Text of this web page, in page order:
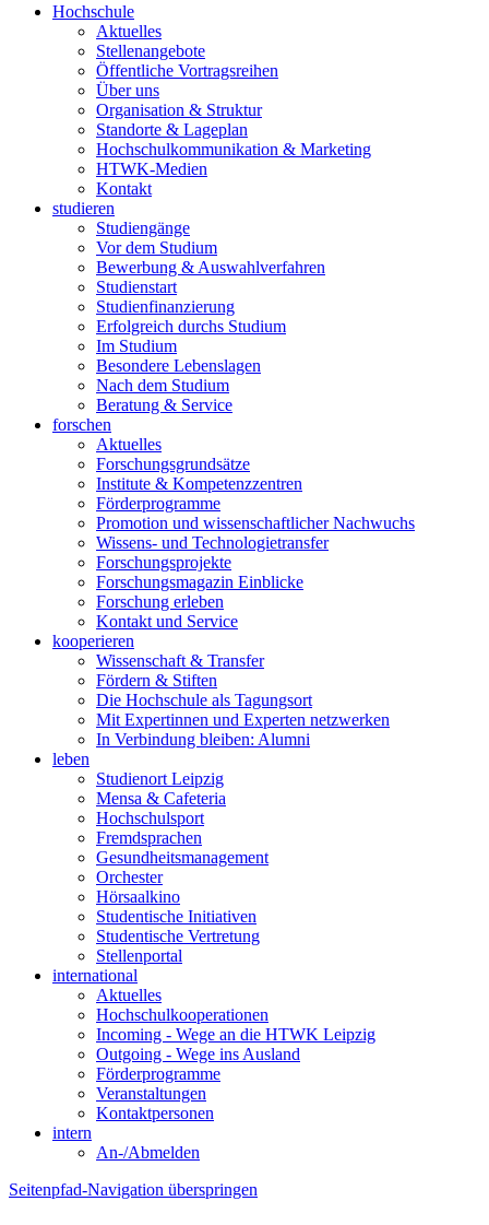
Hochschule
Aktuelles
Stellenangebote
Öffentliche Vortragsreihen
Über uns
Organisation & Struktur
Standorte & Lageplan
Hochschulkommunikation & Marketing
HTWK-Medien
Kontakt
studieren
Studiengänge
Vor dem Studium
Bewerbung & Auswahlverfahren
Studienstart
Studienfinanzierung
Erfolgreich durchs Studium
Im Studium
Besondere Lebenslagen
Nach dem Studium
Beratung & Service
forschen
Aktuelles
Forschungsgrundsätze
Institute & Kompetenzzentren
Förderprogramme
Promotion und wissenschaftlicher Nachwuchs
Wissens- und Technologietransfer
Forschungsprojekte
Forschungsmagazin Einblicke
Forschung erleben
Kontakt und Service
kooperieren
Wissenschaft & Transfer
Fördern & Stiften
Die Hochschule als Tagungsort
Mit Expertinnen und Experten netzwerken
In Verbindung bleiben: Alumni
leben
Studienort Leipzig
Mensa & Cafeteria
Hochschulsport
Fremdsprachen
Gesundheitsmanagement
Orchester
Hörsaalkino
Studentische Initiativen
Studentische Vertretung
Stellenportal
international
Aktuelles
Hochschulkooperationen
Incoming - Wege an die HTWK Leipzig
Outgoing - Wege ins Ausland
Förderprogramme
Veranstaltungen
Kontaktpersonen
intern
An-/Abmelden
Seitenpfad-Navigation überspringen